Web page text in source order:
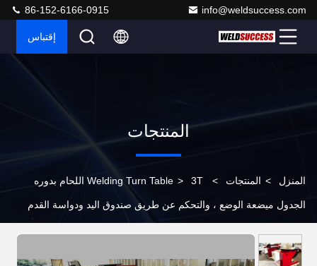
info@weldsuccess.com
86-152-6166-0915
إقتباس
المنتجات
المنزل > المنتجات >
Welding Turn Table > 3T اللحام بدوره
الجدول ميضعة الوضع ، والتحكم عن طريق صندوق اليد ودواسة القدم